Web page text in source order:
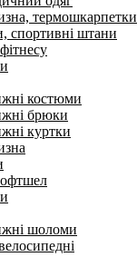
термошкарпетки
спортивні штани
костюми
брюки
куртки
шоломи